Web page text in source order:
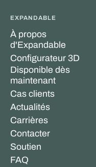
EXPANDABLE
À propos
d'Expandable
Configurateur 3D
Disponible dès
maintenant
Cas clients
Actualités
Carrières
Contacter
Soutien
FAQ